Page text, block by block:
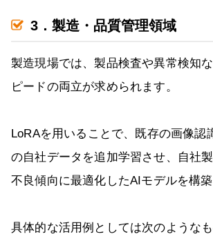
3．製造・品質管理領域
製造現場では、製品検査や異常検知
ピードの両立が求められます。
LoRAを用いることで、既存の画像認
の自社データを追加学習させ、自社
不良傾向に最適化したAIモデルを構築
具体的な活用例としては次のようなも